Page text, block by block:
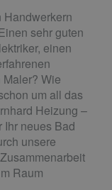
Handwerkern
sehr guten
einen
Wie
um all das
Heizung –
Ihr neues Bad
unsere
Raum